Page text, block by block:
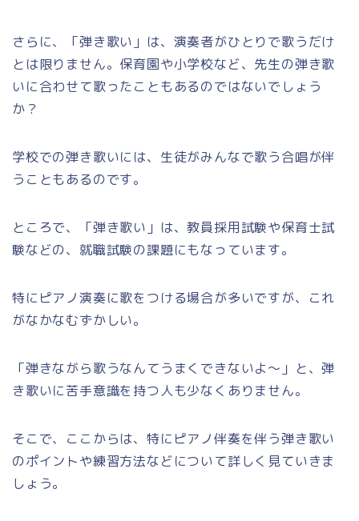
さらに、「弾き歌い」は、演奏者がひとりで歌うだけ
とは限りません。保育園や小学校など、先生の弾き歌
いに合わせて歌ったこともあるのではないでしょう
か？
学校での弾き歌いには、生徒がみんなで歌う合唱が伴
うこともあるのです。
ところで、「弾き歌い」は、教員採用試験や保育士試
験などの、就職試験の課題にもなっています。
特にピアノ演奏に歌をつける場合が多いですが、これ
がなかなむずかしい。
「弾きながら歌うなんてうまくできないよ～」と、弾
き歌いに苦手意識を持つ人も少なくありません。
そこで、ここからは、特にピアノ伴奏を伴う弾き歌い
のポイントや練習方法などについて詳しく見ていきま
しょう。